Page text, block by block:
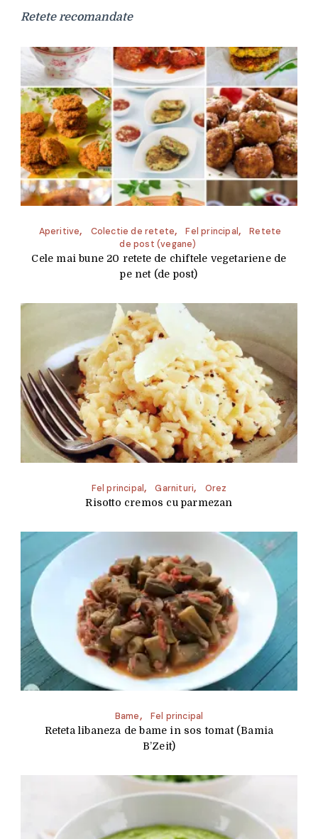
Retete recomandate
Aperitive Colectie de retete Fel principal
Retete
de post (vegane)
Cele mai bune 20 retete de chiftele vegetariene de
pe net (de post)
Fel principal Garnituri
Orez
Risotto cremos cu parmezan
Bame
Fel principal
Reteta libaneza de bame in sos tomat (Bamia
B’Zeit)